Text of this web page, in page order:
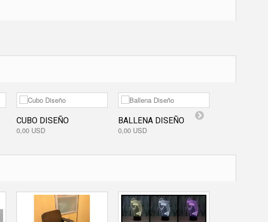
CUBO DISEÑO
0,00 USD
BALLENA DISEÑO
0,00 USD